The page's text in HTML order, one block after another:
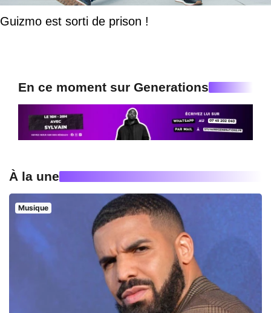
Guizmo est sorti de prison !
En ce moment sur Generations
À la une
Musique